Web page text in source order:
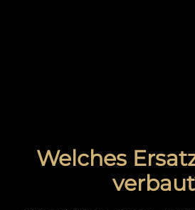
Welches